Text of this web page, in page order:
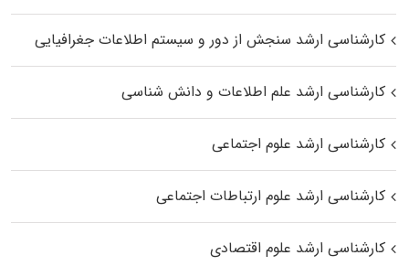
کارشناسی ارشد سنجش از دور و سیستم اطلاعات جغرافیایی
کارشناسی ارشد علم اطلاعات و دانش شناسی
کارشناسی ارشد علوم اجتماعی
کارشناسی ارشد علوم ارتباطات اجتماعی
کارشناسی ارشد علوم اقتصادی